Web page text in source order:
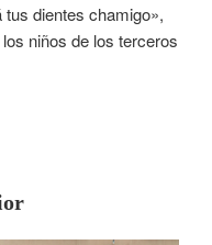
dientes chamigo»,
niños de los terceros